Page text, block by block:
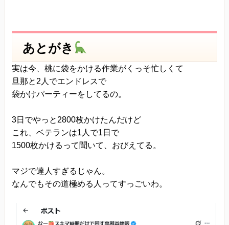
あとがき
実は今、桃に袋をかける作業がくっそ忙しくて
旦那と2人でエンドレスで
袋かけパーティーをしてるの。
3日でやっと2800枚かけたんだけど
これ、ベテランは1人で1日で
1500枚かけるって聞いて、おびえてる。
マジで達人すぎるじゃん。
なんでもその道極める人ってすっごいわ。